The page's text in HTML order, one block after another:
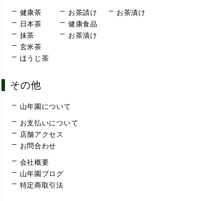
健康茶
日本茶
抹茶
玄米茶
ほうじ茶
お茶請け
健康食品
お茶漬け
お茶漬け
その他
山年園について
お支払いについて
店舗アクセス
お問合わせ
会社概要
山年園ブログ
特定商取引法